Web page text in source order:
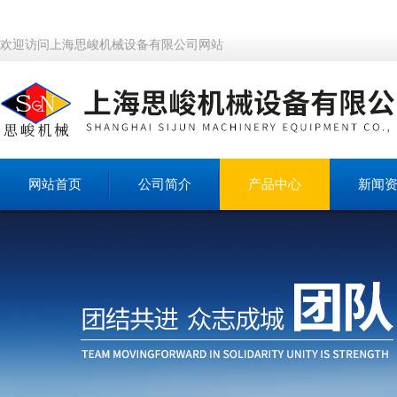
欢迎访问上海思峻机械设备有限公司网站
网站首页 公司简介 产品中心 新闻